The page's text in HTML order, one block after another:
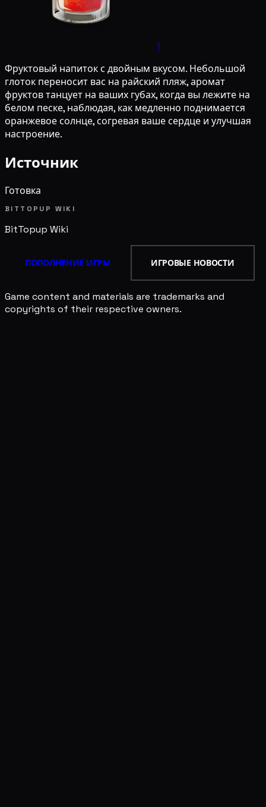
1
Фруктовый напиток с двойным вкусом. Небольшой
глоток переносит вас на райский пляж, аромат
фруктов танцует на ваших губах, когда вы лежите на
белом песке, наблюдая, как медленно поднимается
оранжевое солнце, согревая ваше сердце и улучшая
настроение.
Источник
Готовка
BITTOPUP WIKI
BitTopup Wiki
ПОПОЛНЕНИЕ ИГРЫ ИГРОВЫЕ НОВОСТИ
Game content and materials are trademarks and
copyrights of their respective owners.